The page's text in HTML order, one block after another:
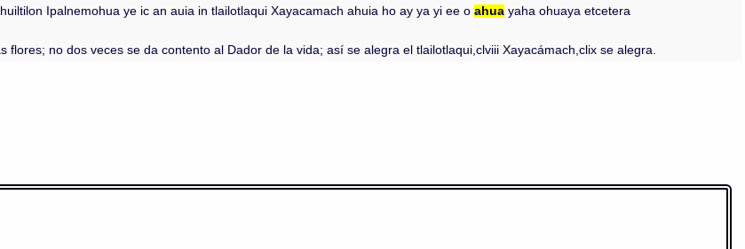
Ipalnemohua ye ic an auia in tlailotlaqui Xayacamach ahuia ho ay ya yi ee oahua yaha ohuaya etcetera
no dos veces se da contento al Dador de la vida; así se alegra el tlailotlaqui,clviii Xayacámach,clix se alegra.